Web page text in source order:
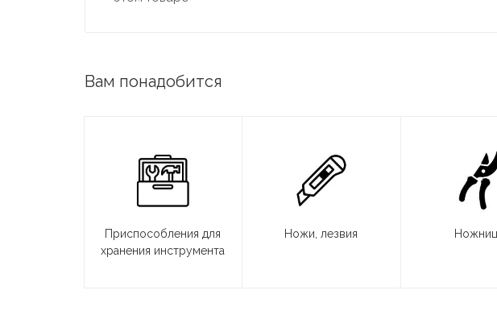
Вам понадобится
Приспособления для
хранения инструмента
Ножи, лезвия